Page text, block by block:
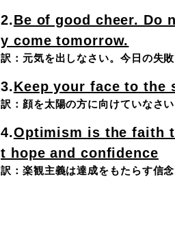
2.Be of good cheer. Do
y come tomorrow.
訳：元気を出しなさい。今日の失
3.Keep your face to the
訳：顔を太陽の方に向けていなさ
4.Optimism is the faith
t hope and confidence
訳：楽観主義は達成をもたらす信